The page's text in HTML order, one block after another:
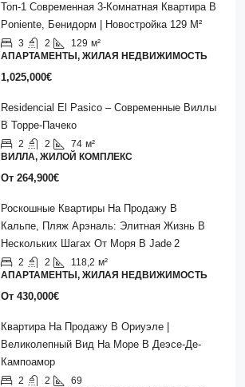
Топ-1 Современная 3-Комнатная Квартира В
Poniente, Бенидорм | Новостройка 129 М²
3 2 129 м²
АПАРТАМЕНТЫ, ЖИЛАЯ НЕДВИЖИМОСТЬ
1,025,000€
Residencial El Pasico – Современные Виллы
В Торре‑Пачеко
2 2 74 м²
ВИЛЛА, ЖИЛОЙ КОМПЛЕКС
От 264,900€
Роскошные Квартиры На Продажу В
Кальпе, Пляж Арэналь: Элитная Жизнь В
Нескольких Шагах От Моря В Jade 2
2 2 118,2 м²
АПАРТАМЕНТЫ, ЖИЛАЯ НЕДВИЖИМОСТЬ
От 430,000€
Квартира На Продажу В Ориуэле |
Великолепный Вид На Море В Деэсе-Де-
Кампоамор
2 2
69